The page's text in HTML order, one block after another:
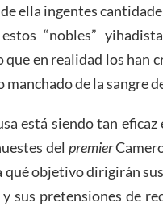
ella ingentes
“nobles”
en realidad los han
manchado de la sangre
está siendo tan
del premier
qué objetivo dirigirán
sus pretensiones de